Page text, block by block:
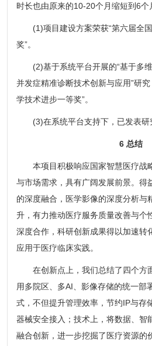
时长也由原来的10-20个月缩短到6个
(1)项目建设方案荣获“第六届全国
奖”。
(2)基于系统平台开展的“基于多维
并发症精准诊断技术创新与应用”研
学技术进步一等奖”。
(3)在系统平台支持下，已发表研
6 总结
本项目积极响应国家智慧医疗战
与市场需求，具有广阔发展前景。得
的深度融合，医学影像的深度分析与
升，有力推动医疗服务质量改善与个
深度合作，科研创新成果得以加速转
应用于医疗临床实践。
在创新点上，我们总结了四个方
用多院区、多AI、影像存储的统一部
式，不但提升管理效率，节约IP与存
器械安全接入；技术上，将数据、智
融合创新，进一步挖掘了医疗资源的